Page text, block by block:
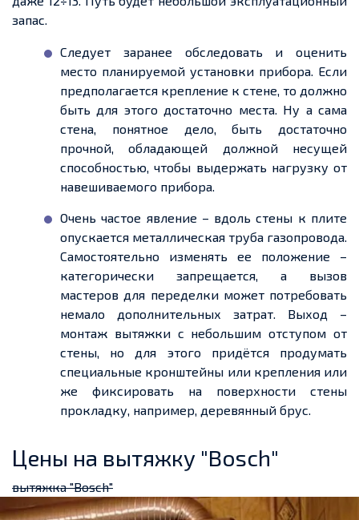
запас.
Следует заранее обследовать и оценить
место планируемой установки прибора. Если
предполагается крепление к стене, то должно
быть для этого достаточно места. Ну а сама
стена, понятное дело, быть достаточно
прочной, обладающей должной несущей
способностью, чтобы выдержать нагрузку от
навешиваемого прибора.
Очень частое явление – вдоль стены к плите
опускается металлическая труба газопровода.
Самостоятельно изменять ее положение –
категорически запрещается, а вызов
мастеров для переделки может потребовать
немало дополнительных затрат. Выход –
монтаж вытяжки с небольшим отступом от
стены, но для этого придётся продумать
специальные кронштейны или крепления или
же фиксировать на поверхности стены
прокладку, например, деревянный брус.
Цены на вытяжку "Bosch"
вытяжка "Bosch"